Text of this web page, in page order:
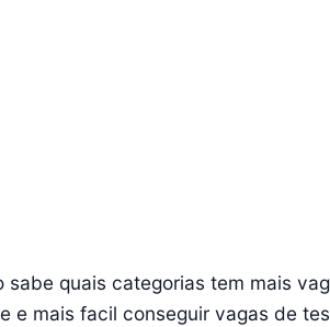
sabe quais categorias tem mais
e mais facil conseguir vagas de